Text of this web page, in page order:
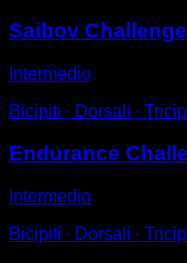
Saibov
Intermedio
Bicipiti ∙ Dorsali ∙
Endurance
Intermedio
Bicipiti ∙ Dorsali ∙